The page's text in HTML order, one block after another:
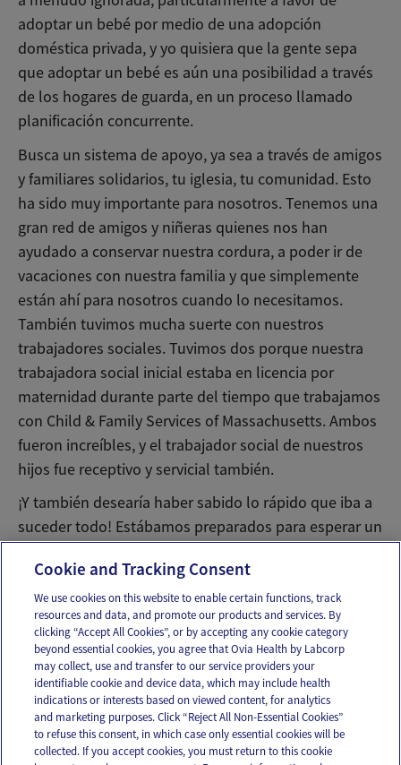
adoptar un bebé por medio de una adopción
doméstica privada, y yo quisiera que la gente sepa
que adoptar un bebé es aún una posibilidad a través
de los hogares de guarda, en un proceso llamado
planificación concurrente.
Busca un sistema de apoyo, ya sea a través de amigos
y familiares solidarios, tu iglesia, tu comunidad. Esto
ha sido muy importante para nosotros. Tenemos una
gran red de amigos y niñeras quienes nos han
ayudado a conservar nuestra cordura, a poder ir de
vacaciones con nuestra familia y que simplemente
están ahí para nosotros cuando lo necesitamos.
También tuvimos mucha suerte con nuestros
trabajadores sociales. Tuvimos dos porque nuestra
trabajadora social inicial estaba en licencia por
maternidad durante parte del tiempo que trabajamos
con Child & Family Services of Massachusetts. Ambos
fueron increíbles, y el trabajador social de nuestros
hijos fue receptivo y servicial también.
¡Y también desearía haber sabido lo rápido que iba a
suceder todo! Estábamos preparados para esperar un
Email Text
OUR APPS
Cookie and Tracking Consent
We use cookies on this website to enable certain functions, track
resources and data, and promote our products and services. By
clicking “Accept All Cookies”, or by accepting any cookie category
beyond essential cookies, you agree that Ovia Health by Labcorp
may collect, use and transfer to our service providers your
identifiable cookie and device data, which may include health
indications or interests based on viewed content, for analytics
and marketing purposes. Click “Reject All Non-Essential Cookies”
to refuse this consent, in which case only essential cookies will be
collected. If you accept cookies, you must return to this cookie